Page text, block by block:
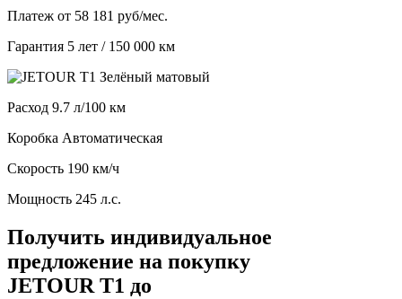
Платеж от 58 181 руб/мес.
Гарантия 5 лет / 150 000 км
Расход 9.7 л/100 км
Коробка Автоматическая
Скорость 190 км/ч
Мощность 245 л.с.
Получить индивидуальное
предложение на покупку
JETOUR T1 до